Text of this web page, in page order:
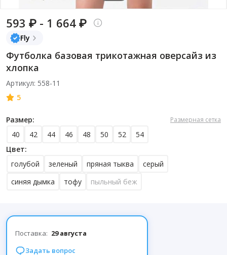
593 ₽ - 1 664 ₽
Fly
Футболка базовая трикотажная оверсайз из
хлопка
Артикул: 558-11
5
Размер: Размерная сетка
40 42 44 46 48 50 52
54
Цвет:
голубой
зеленый пряная тыква
серый
синяя дымка
тофу пыльный беж
Поставка: 29 августа
Задать вопрос